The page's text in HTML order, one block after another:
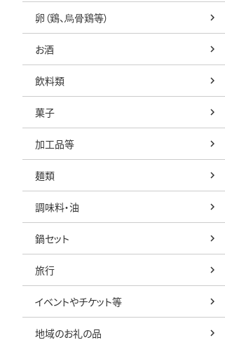
卵（鶏、烏骨鶏等）
お酒
飲料類
菓子
加工品等
麺類
調味料・油
鍋セット
旅行
イベントやチケット等
地域のお礼の品